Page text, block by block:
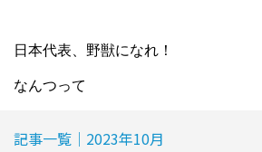
日本代表、野獣になれ！
なんつって
記事一覧｜2023年10月